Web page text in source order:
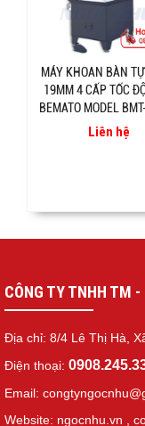
MÁY KHOAN BÀN
19MM 4 CẤP TỐC
BEMATO MODEL
Liên hệ
CÔNG TY TNHH TM
Địa chỉ: 8/4 Lê Thị Hà,
Điện thoại:
Email:
Website: ngocnhu.vn